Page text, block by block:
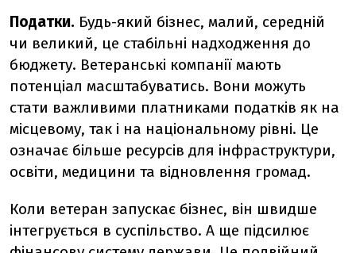
Податки. Будь-який бізнес, малий, середній
чи великий, це стабільні надходження до
бюджету. Ветеранські компанії мають
потенціал масштабуватись. Вони можуть
стати важливими платниками податків як на
місцевому, так і на національному рівні. Це
означає більше ресурсів для інфраструктури,
освіти, медицини та відновлення громад.
Коли ветеран запускає бізнес, він швидше
інтегрується в суспільство. А ще підсилює